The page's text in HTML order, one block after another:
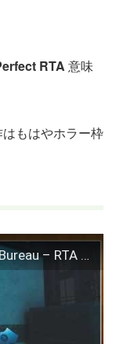
RTA 意味
もはやホラー枠
近畿霊務局 – Kinki Spiritual Affairs Bureau – RTA in Japan Winter 2025